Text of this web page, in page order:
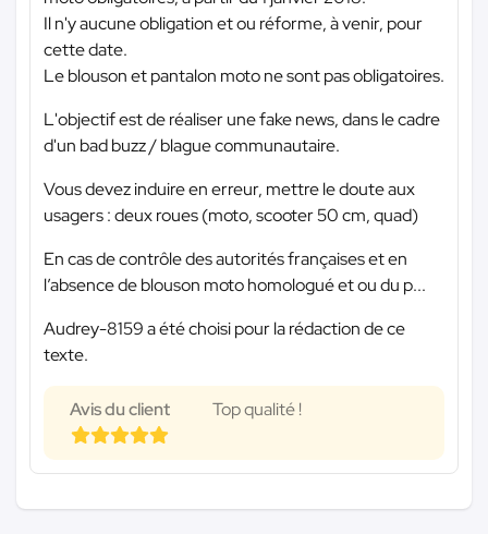
Il n'y aucune obligation et ou réforme, à venir, pour
cette date.
Le blouson et pantalon moto ne sont pas obligatoires.
L'objectif est de réaliser une fake news, dans le cadre
d'un bad buzz / blague communautaire.
Vous devez induire en erreur, mettre le doute aux
usagers : deux roues (moto, scooter 50 cm, quad)
En cas de contrôle des autorités françaises et en
l’absence de blouson moto homologué et ou du p...
Audrey-8159 a été choisi pour la rédaction de ce
texte.
Avis du client Top qualité !